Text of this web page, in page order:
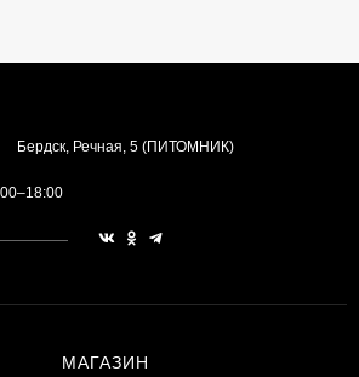
Бердск, Речная, 5 (ПИТОМНИК)
МАГАЗИН